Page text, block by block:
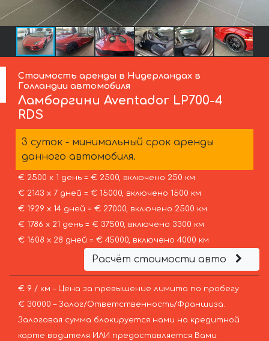
Стоимость аренды в Нидерландах в
Голландии автомобиля
Ламборгини Aventador LP700-4
RDS
3 суток - минимальный срок аренды
данного автомобиля.
€ 2500 х 1 день = € 2500, включено 250 км
€ 2143 х 7 дней = € 15000, включено 1500 км
€ 1929 х 14 дней = € 27000, включено 2500 км
€ 1786 х 21 день = € 37500, включено 3300 км
€ 1608 х 28 дней = € 45000, включено 4000 км
Расчёт стоимости авто
€ 9 / км – Цена за превышение лимита по пробегу
€ 30000 – Залог/Ответственность/Франшиза.
Залоговая сумма блокируется нами на кредитной
карте водителя ИЛИ предоставляется Вами